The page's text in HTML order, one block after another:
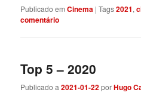
Publicado em Cinema |Tags2021,
comentário
Top 5 – 2020
Publicado a2021-01-22porHugo